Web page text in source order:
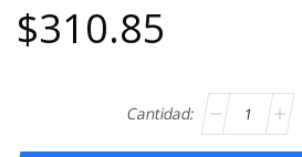
$310.85